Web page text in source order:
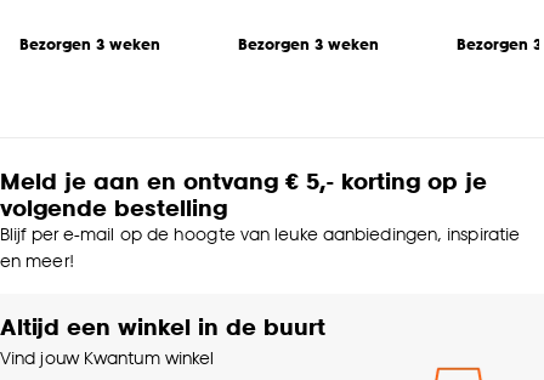
Bezorgen 3 weken Bezorgen 3 weken Bezorgen
Meld je aan en ontvang € 5,- korting op je
volgende bestelling
Blijf per e-mail op de hoogte van leuke aanbiedingen, inspiratie
en meer!
Altijd een winkel in de buurt
Vind jouw Kwantum winkel